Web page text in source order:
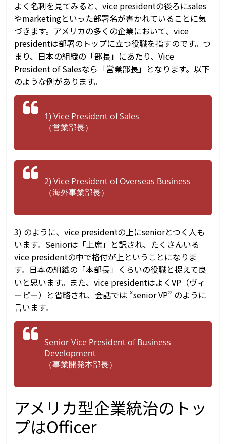
よく名刺を見てみると、vice presidentの後ろにsales
やmarketingといった部署名が書かれていることに気
づきます。アメリカの多くの企業において、vice
presidentは部署のトップに立つ役職を指すのです。つ
まり、日本の組織の「部長」にあたり、Vice
President of Salesなら「営業部長」となります。以下
のような例があります。
1) Vice President of Sales
（営業部長）
2) Vice President of Overseas Business
（海外事業部長）
3) のように、vice presidentの上にseniorとつく人も
います。Seniorは「上席」と訳され、たくさんいる
vice presidentの中で格付が上ということになりま
す。日本の組織の「本部長」くらいの役職と捉えて良
いと思います。また、vice presidentはよくVP（ヴィ
ーピー）と省略され、会話では “senior VP” のように
言います。
Senior Vice President of Business
Development
（事業開発本部長）
アメリカ型企業統治のトッ
プはOfficer